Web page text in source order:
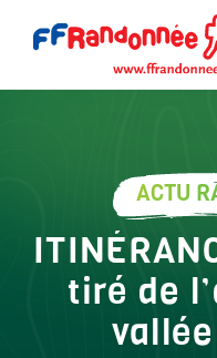
ACTU
tiré de